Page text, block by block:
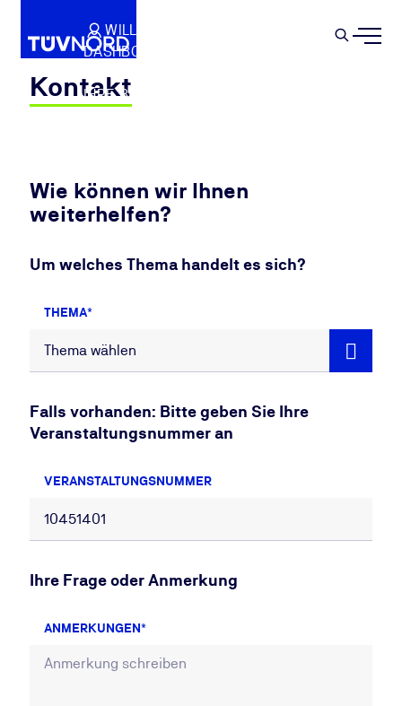
Springe zum Hauptinhalt
WILLKOMMEN
DASHBOARD
IHR PROFIL
IHRE BUCHUNGEN
Kontakt
Wie können wir Ihnen
weiterhelfen?
Um welches Thema handelt es sich?
THEMA
Falls vorhanden: Bitte geben Sie Ihre
Veranstaltungsnummer an
VERANSTALTUNGSNUMMER
Ihre Frage oder Anmerkung
ANMERKUNGEN